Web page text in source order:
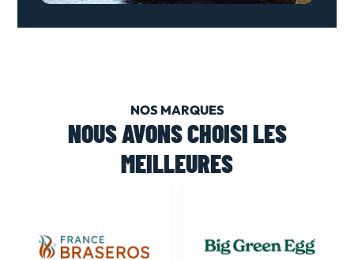
NOS MARQUES
NOUS AVONS CHOISI LES
MEILLEURES